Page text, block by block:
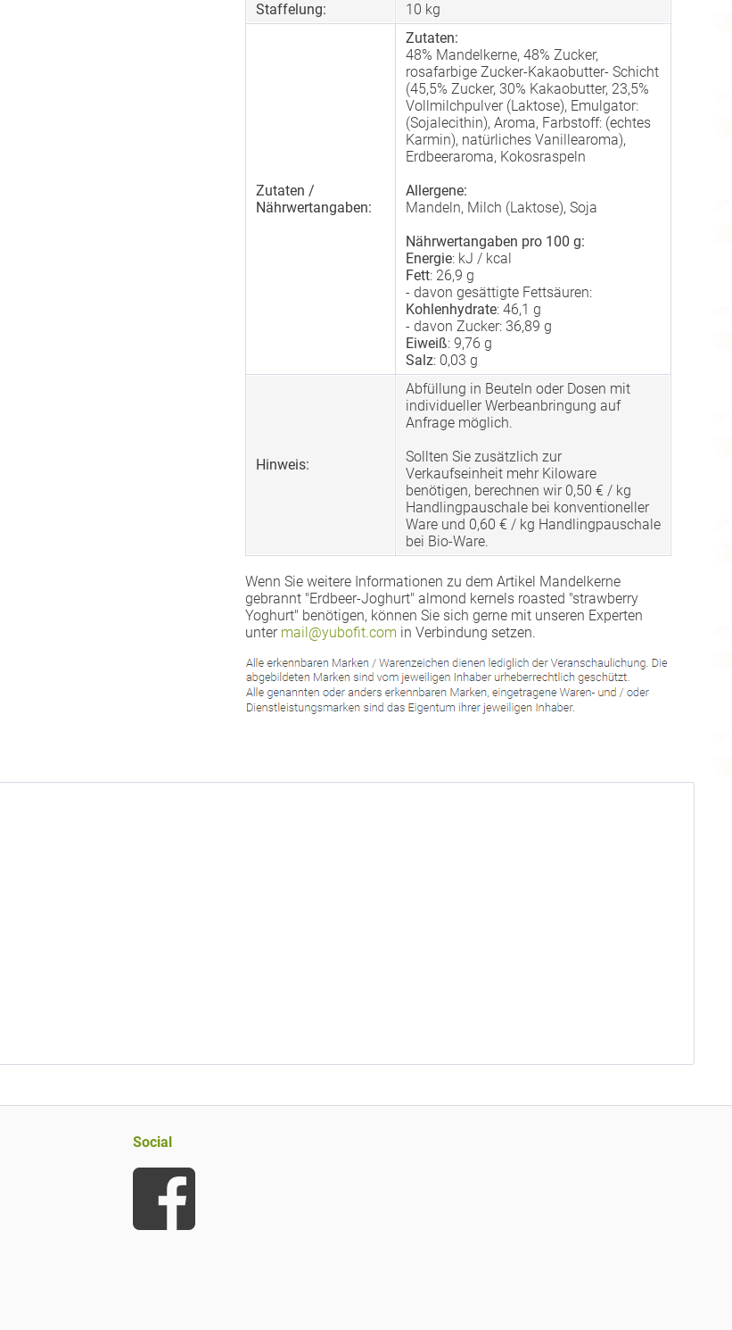
Staffelung:
10 kg
Zutaten /
Nährwertangaben:
Zutaten:
48% Mandelkerne, 48% Zucker,
rosafarbige Zucker-Kakaobutter- Schicht
(45,5% Zucker, 30% Kakaobutter, 23,5%
Vollmilchpulver (Laktose), Emulgator:
(Sojalecithin), Aroma, Farbstoff: (echtes
Karmin), natürliches Vanillearoma),
Erdbeeraroma, Kokosraspeln
Allergene:
Mandeln, Milch (Laktose), Soja
Nährwertangaben pro 100 g:
Energie: kJ / kcal
Fett: 26,9 g
- davon gesättigte Fettsäuren:
Kohlenhydrate: 46,1 g
- davon Zucker: 36,89 g
Eiweiß: 9,76 g
Salz: 0,03 g
Hinweis:
Abfüllung in Beuteln oder Dosen mit
individueller Werbeanbringung auf
Anfrage möglich.
Sollten Sie zusätzlich zur
Verkaufseinheit mehr Kiloware
benötigen, berechnen wir 0,50 € / kg
Handlingpauschale bei konventioneller
Ware und 0,60 € / kg Handlingpauschale
bei Bio-Ware.
Wenn Sie weitere Informationen zu dem Artikel Mandelkerne
gebrannt "Erdbeer-Joghurt" almond kernels roasted "strawberry
Yoghurt" benötigen, können Sie sich gerne mit unseren Experten
unter mail@yubofit.com in Verbindung setzen.
Social